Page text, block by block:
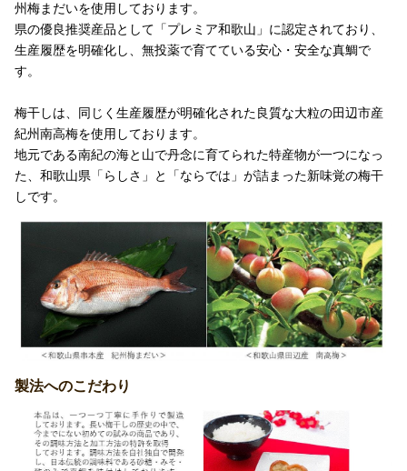
州梅まだいを使用しております。
県の優良推奨産品として「プレミア和歌山」に認定されており、
生産履歴を明確化し、無投薬で育てている安心・安全な真鯛で
す。
梅干しは、同じく生産履歴が明確化された良質な大粒の田辺市産
紀州南高梅を使用しております。
地元である南紀の海と山で丹念に育てられた特産物が一つになっ
た、和歌山県「らしさ」と「ならでは」が詰まった新味覚の梅干
しです。
製法へのこだわり